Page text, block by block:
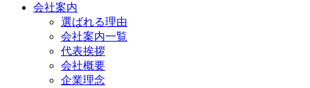
会社案内
選ばれる理由
会社案内一覧
代表挨拶
会社概要
企業理念